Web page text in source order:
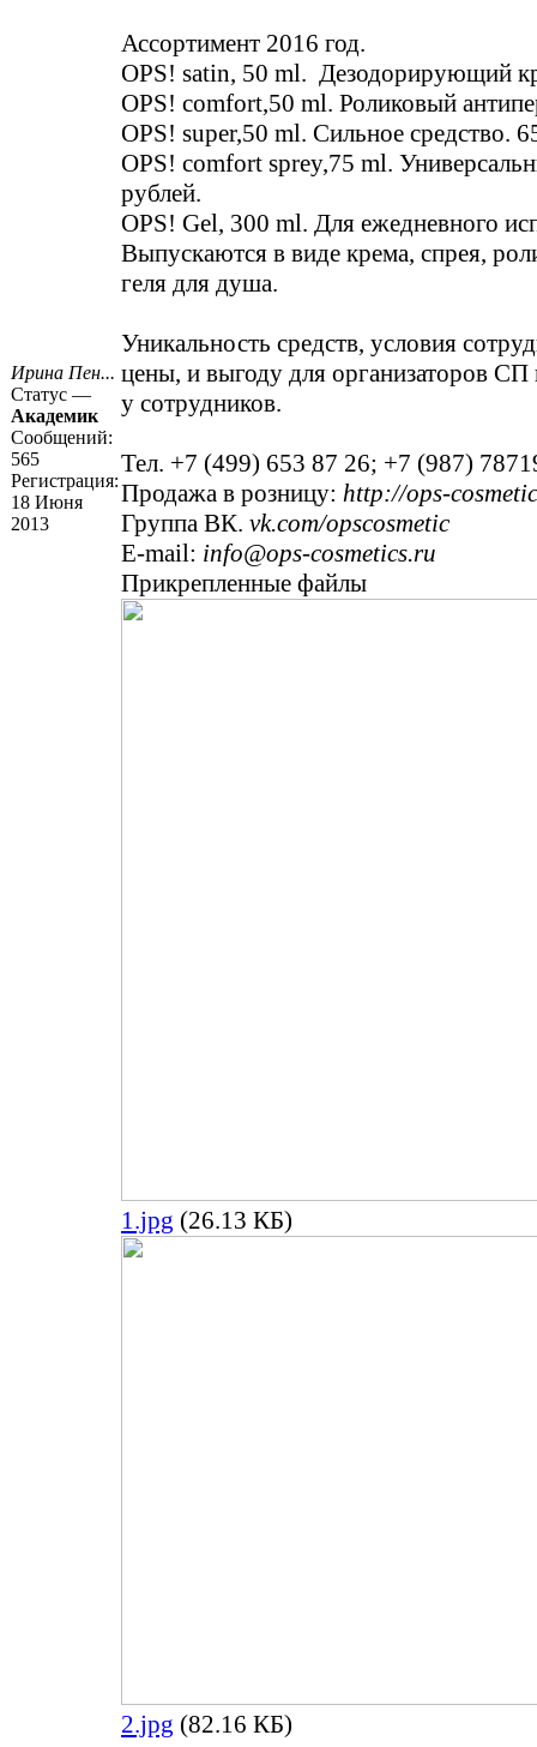
Ирина Пен...
Статус —
Академик
Сообщений:
565
Регистрация:
18 Июня
2013
Ассортимент 2016 год.
OPS! satin, 50 ml. Дезодорирующий
OPS! comfort,50 ml. Роликовый
OPS! super,50 ml. Сильное средство.
OPS! comfort sprey,75 ml.
рублей.
OPS! Gel, 300 ml. Для ежедневного
Выпускаются в виде крема, спрея,
геля для душа.
Уникальность средств, условия
цены, и выгоду для организаторов СП
у сотрудников.
Тел. +7 (499) 653 87 26; +7 (987)
Продажа в розницу: http://ops-
Группа ВК. vk.com/opscosmetic
E-mail: info@ops-cosmetics.ru
Прикрепленные файлы
1.jpg (26.13 КБ)
2.jpg (82.16 КБ)